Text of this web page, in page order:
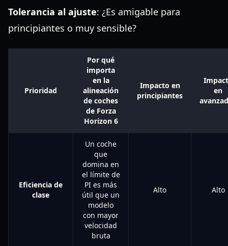
Tolerancia al ajuste: ¿Es amigable para
principiantes o muy sensible?
Prioridad
Por qué
importa
en la
alineación
de coches
de Forza
Horizon 6
Impacto en
principiantes
en
Eficiencia de
clase
Un coche
que
domina en
el límite de
PI es más
útil que un
modelo
con mayor
velocidad
bruta
Alto Alto